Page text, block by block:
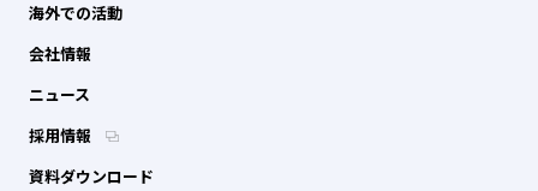
海外での活動
会社情報
ニュース
採用情報
資料ダウンロード